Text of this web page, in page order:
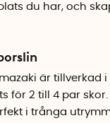
du har, och
är tillverkad
för 2 till 4 par
i trånga